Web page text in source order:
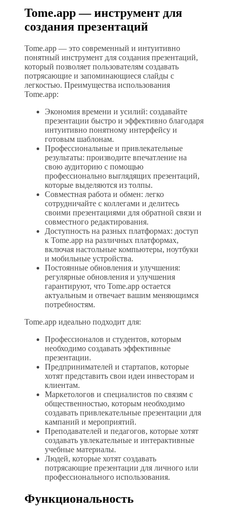
Tome.app — инструмент для
создания презентаций
Tome.app — это современный и интуитивно
понятный инструмент для создания презентаций,
который позволяет пользователям создавать
потрясающие и запоминающиеся слайды с
легкостью. Преимущества использования
Tome.app:
Экономия времени и усилий: создавайте
презентации быстро и эффективно благодаря
интуитивно понятному интерфейсу и
готовым шаблонам.
Профессиональные и привлекательные
результаты: производите впечатление на
свою аудиторию с помощью
профессионально выглядящих презентаций,
которые выделяются из толпы.
Совместная работа и обмен: легко
сотрудничайте с коллегами и делитесь
своими презентациями для обратной связи и
совместного редактирования.
Доступность на разных платформах: доступ
к Tome.app на различных платформах,
включая настольные компьютеры, ноутбуки
и мобильные устройства.
Постоянные обновления и улучшения:
регулярные обновления и улучшения
гарантируют, что Tome.app остается
актуальным и отвечает вашим меняющимся
потребностям.
Tome.app идеально подходит для:
Профессионалов и студентов, которым
необходимо создавать эффективные
презентации.
Предпринимателей и стартапов, которые
хотят представить свои идеи инвесторам и
клиентам.
Маркетологов и специалистов по связям с
общественностью, которым необходимо
создавать привлекательные презентации для
кампаний и мероприятий.
Преподавателей и педагогов, которые хотят
создавать увлекательные и интерактивные
учебные материалы.
Людей, которые хотят создавать
потрясающие презентации для личного или
профессионального использования.
Функциональность